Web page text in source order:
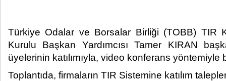
Türkiye Odalar ve Borsalar Birliği (TOBB) TIR
Kurulu Başkan Yardımcısı Tamer KIRAN
üyelerinin katılımıyla, video konferans yöntemiyle
Toplantıda, firmaların TIR Sistemine katılım